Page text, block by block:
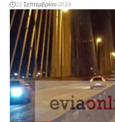
22 Σεπτεμβρίου 2024